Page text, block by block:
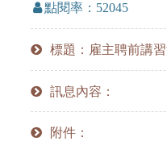
點閱率：52045
標題：雇主聘前講
訊息內容：
附件：